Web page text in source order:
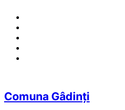
Comuna Gâdinți